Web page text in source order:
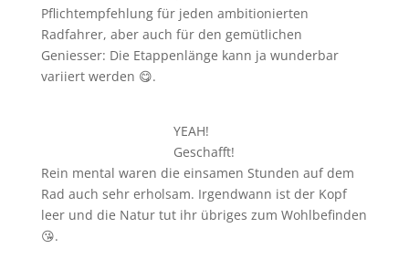
Pflichtempfehlung für jeden ambitionierten
Radfahrer, aber auch für den gemütlichen
Geniesser: Die Etappenlänge kann ja wunderbar
variiert werden 😋.
YEAH!
Geschafft!
Rein mental waren die einsamen Stunden auf dem
Rad auch sehr erholsam. Irgendwann ist der Kopf
leer und die Natur tut ihr übriges zum Wohlbefinden
😘.